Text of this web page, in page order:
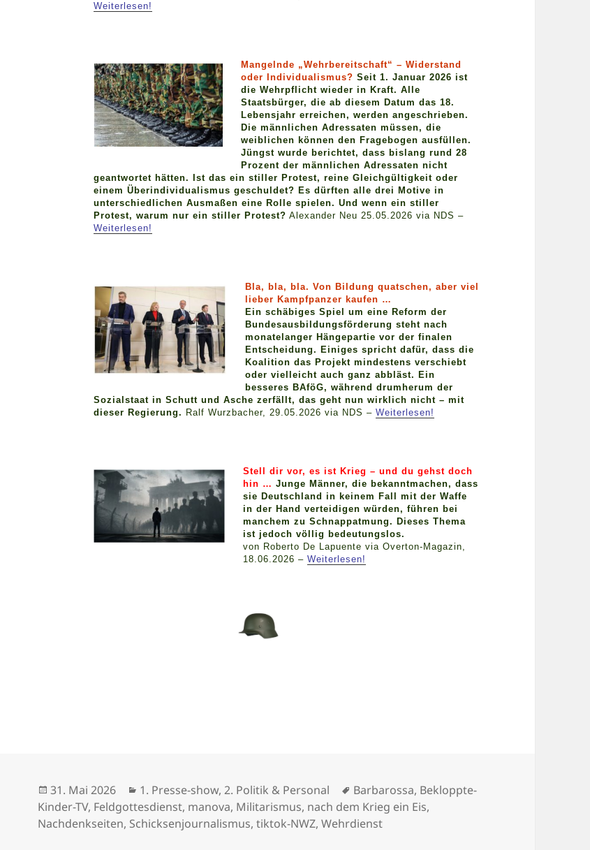
Weiterlesen!
Mangelnde „Wehrbereitschaft“ – Widerstand
oder Individualismus? Seit 1. Januar 2026 ist
die Wehrpflicht wieder in Kraft. Alle
Staatsbürger, die ab diesem Datum das 18.
Lebensjahr erreichen, werden angeschrieben.
Die männlichen Adressaten müssen, die
weiblichen können den Fragebogen ausfüllen.
Jüngst wurde berichtet, dass bislang rund 28
Prozent der männlichen Adressaten nicht
geantwortet hätten. Ist das ein stiller Protest, reine Gleichgültigkeit oder
einem Überindividualismus geschuldet? Es dürften alle drei Motive in
unterschiedlichen Ausmaßen eine Rolle spielen. Und wenn ein stiller
Protest, warum nur ein stiller Protest? Alexander Neu 25.05.2026 via NDS –
Weiterlesen!
Bla, bla, bla. Von Bildung quatschen, aber viel
lieber Kampfpanzer kaufen …
Ein schäbiges Spiel um eine Reform der
Bundesausbildungsförderung steht nach
monatelanger Hängepartie vor der finalen
Entscheidung. Einiges spricht dafür, dass die
Koalition das Projekt mindestens verschiebt
oder vielleicht auch ganz abbläst. Ein
besseres BAföG, während drumherum der
Sozialstaat in Schutt und Asche zerfällt, das geht nun wirklich nicht – mit
dieser Regierung. Ralf Wurzbacher, 29.05.2026 via NDS –Weiterlesen!
Stell dir vor, es ist Krieg – und du gehst doch
hin … Junge Männer, die bekanntmachen, dass
sie Deutschland in keinem Fall mit der Waffe
in der Hand verteidigen würden, führen bei
manchem zu Schnappatmung. Dieses Thema
ist jedoch völlig bedeutungslos.
von Roberto De Lapuente via Overton-Magazin,
18.06.2026 – Weiterlesen!
Veröffentlicht
am
31. Mai 2026 Kategorien
1. Presse-show,2. Politik & Personal Schlagwörter
Barbarossa, Bekloppte-
Kinder-TV, Feldgottesdienst, manova, Militarismus, nach dem Krieg ein Eis,
Nachdenkseiten, Schicksenjournalismus,tiktok-NWZ,Wehrdienst